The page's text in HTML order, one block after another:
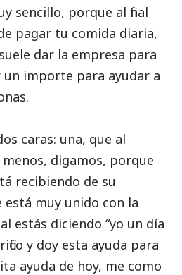
sencillo, porque al final
pagar tu comida diaria,
dar la empresa para
un importe para ayudar a
caras: una, que al
digamos, porque
recibiendo de su
está muy unido con la
estás diciendo “yo un día
y doy esta ayuda para
ayuda de hoy, me como